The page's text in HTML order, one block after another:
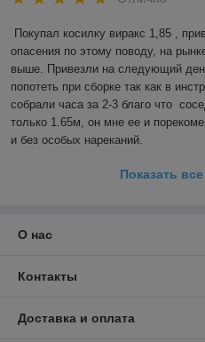
Покупал косилку виракс 1,85 ,
опасения по этому поводу, на
выше. Привезли на следующий
попотеть при сборке так как в
собрали часа за 2-3 благо что
только 1.65м, он мне ее и
и без особых нареканий.
Показать
О нас
Контакты
Доставка и оплата